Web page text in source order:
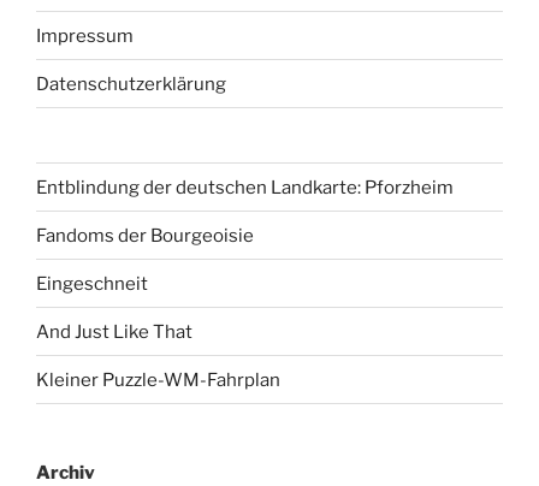
Impressum
Datenschutzerklärung
Entblindung der deutschen Landkarte: Pforzheim
Fandoms der Bourgeoisie
Eingeschneit
And Just Like That
Kleiner Puzzle-WM-Fahrplan
Archiv